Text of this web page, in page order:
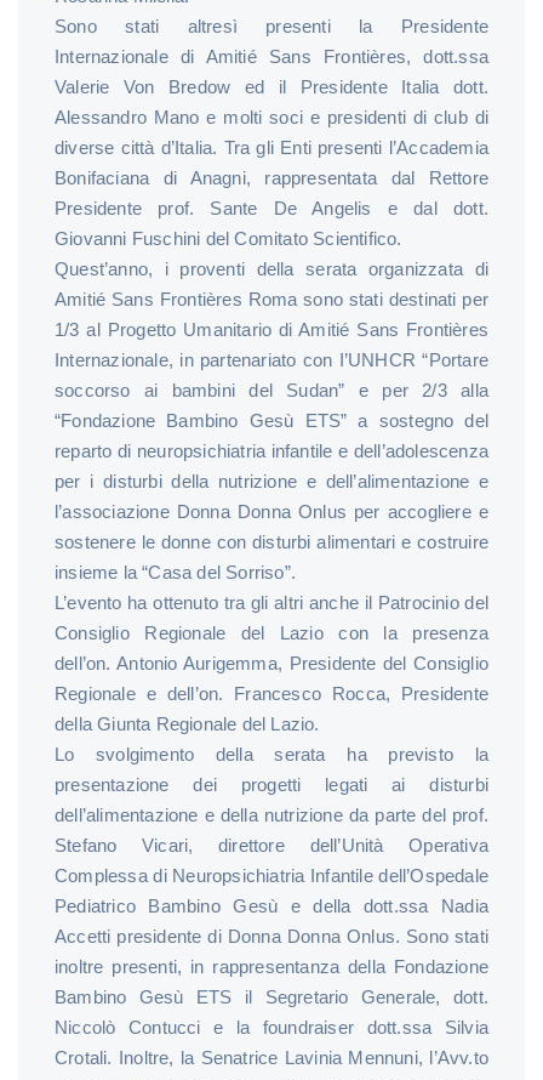
Sono stati altresì presenti la Presidente
Internazionale di Amitié Sans Frontières, dott.ssa
Valerie Von Bredow ed il Presidente Italia dott.
Alessandro Mano e molti soci e presidenti di club di
diverse città d’Italia. Tra gli Enti presenti l’Accademia
Bonifaciana di Anagni, rappresentata dal Rettore
Presidente prof. Sante De Angelis e dal dott.
Giovanni Fuschini del Comitato Scientifico.
Quest’anno, i proventi della serata organizzata di
Amitié Sans Frontières Roma sono stati destinati per
1/3 al Progetto Umanitario di Amitié Sans Frontières
Internazionale, in partenariato con I’UNHCR “Portare
soccorso ai bambini del Sudan” e per 2/3 alla
“Fondazione Bambino Gesù ETS” a sostegno del
reparto di neuropsichiatria infantile e dell’adolescenza
per i disturbi della nutrizione e dell’alimentazione e
l’associazione Donna Donna Onlus per accogliere e
sostenere le donne con disturbi alimentari e costruire
insieme la “Casa del Sorriso”.
L’evento ha ottenuto tra gli altri anche il Patrocinio del
Consiglio Regionale del Lazio con la presenza
dell’on. Antonio Aurigemma, Presidente del Consiglio
Regionale e dell’on. Francesco Rocca, Presidente
della Giunta Regionale del Lazio.
Lo svolgimento della serata ha previsto la
presentazione dei progetti legati ai disturbi
dell’alimentazione e della nutrizione da parte del prof.
Stefano Vicari, direttore dell’Unità Operativa
Complessa di Neuropsichiatria Infantile dell’Ospedale
Pediatrico Bambino Gesù e della dott.ssa Nadia
Accetti presidente di Donna Donna Onlus. Sono stati
inoltre presenti, in rappresentanza della Fondazione
Bambino Gesù ETS il Segretario Generale, dott.
Niccolò Contucci e la foundraiser dott.ssa Silvia
Crotali. Inoltre, la Senatrice Lavinia Mennuni, l’Avv.to